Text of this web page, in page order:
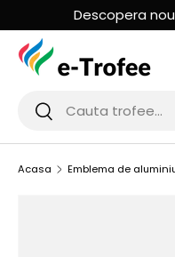
MERGI LA CONTINUT
Descopera
Cauta
Cauta
Acasa Emblema de